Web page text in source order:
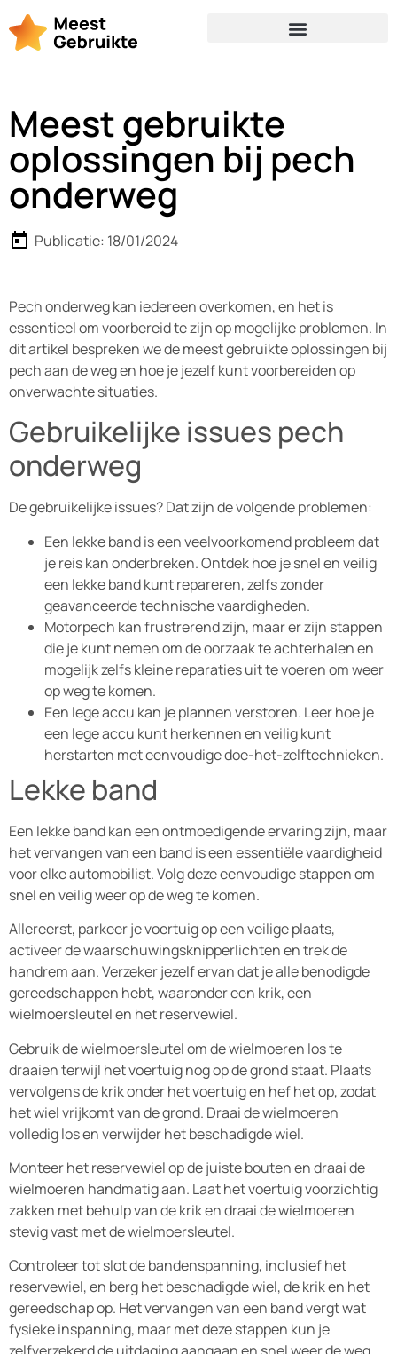
Meest gebruikte
oplossingen bij pech
onderweg
Publicatie: 18/01/2024
Pech onderweg kan iedereen overkomen, en het is
essentieel om voorbereid te zijn op mogelijke problemen. In
dit artikel bespreken we de meest gebruikte oplossingen bij
pech aan de weg en hoe je jezelf kunt voorbereiden op
onverwachte situaties.
Gebruikelijke issues pech
onderweg
De gebruikelijke issues? Dat zijn de volgende problemen:
Een lekke band is een veelvoorkomend probleem dat
je reis kan onderbreken. Ontdek hoe je snel en veilig
een lekke band kunt repareren, zelfs zonder
geavanceerde technische vaardigheden.
Motorpech kan frustrerend zijn, maar er zijn stappen
die je kunt nemen om de oorzaak te achterhalen en
mogelijk zelfs kleine reparaties uit te voeren om weer
op weg te komen.
Een lege accu kan je plannen verstoren. Leer hoe je
een lege accu kunt herkennen en veilig kunt
herstarten met eenvoudige doe-het-zelftechnieken.
Lekke band
Een lekke band kan een ontmoedigende ervaring zijn, maar
het vervangen van een band is een essentiële vaardigheid
voor elke automobilist. Volg deze eenvoudige stappen om
snel en veilig weer op de weg te komen.
Allereerst, parkeer je voertuig op een veilige plaats,
activeer de waarschuwingsknipperlichten en trek de
handrem aan. Verzeker jezelf ervan dat je alle benodigde
gereedschappen hebt, waaronder een krik, een
wielmoersleutel en het reservewiel.
Gebruik de wielmoersleutel om de wielmoeren los te
draaien terwijl het voertuig nog op de grond staat. Plaats
vervolgens de krik onder het voertuig en hef het op, zodat
het wiel vrijkomt van de grond. Draai de wielmoeren
volledig los en verwijder het beschadigde wiel.
Monteer het reservewiel op de juiste bouten en draai de
wielmoeren handmatig aan. Laat het voertuig voorzichtig
zakken met behulp van de krik en draai de wielmoeren
stevig vast met de wielmoersleutel.
Controleer tot slot de bandenspanning, inclusief het
reservewiel, en berg het beschadigde wiel, de krik en het
gereedschap op. Het vervangen van een band vergt wat
fysieke inspanning, maar met deze stappen kun je